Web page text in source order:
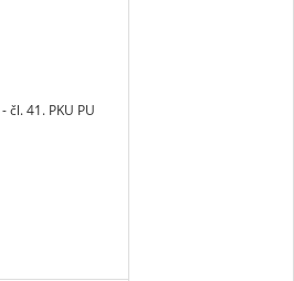
- čl. 41. PKU PU